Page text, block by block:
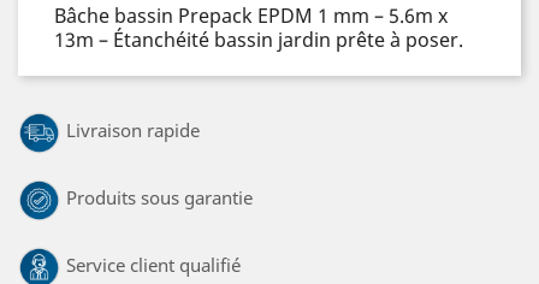
Bâche bassin Prepack EPDM 1 mm – 5.6m x
13m – Étanchéité bassin jardin prête à poser.
Livraison rapide
Produits sous garantie
Service client qualifié